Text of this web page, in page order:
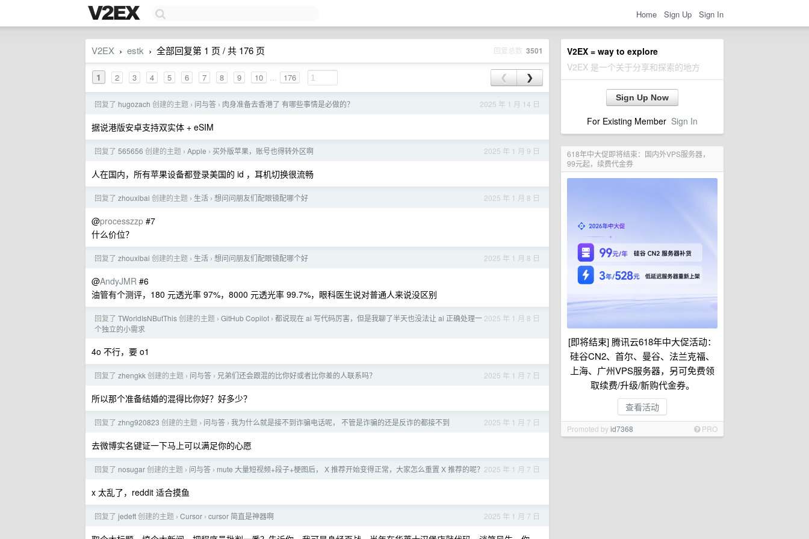
Home Sign Up Sign In
V2EX = way to explore
V2EX 是一个关于分享和探索的地方
Sign Up Now
For Existing Member Sign In
618年中大促即将结束：国内外VPS服务器，
99元起，续费代金券
[即将结束] 腾讯云618年中大促活动：
硅谷CN2、首尔、曼谷、法兰克福、
上海、广州VPS服务器，另可免费领
取续费/升级/新购代金券。
查看活动
Promoted byid7368 PRO
V2EX › estk › 全部回复第 1 页 / 共 176 页 回复总数 3501
1 2 3 4 5 6 7 8 9 10 ... 176 ❮ ❯
2025 年 1 月 14 日
回复了 hugozach 创建的主题 › 问与答 › 肉身准备去香港了 有哪些事情是必做的？
据说港版安卓支持双实体 + eSIM
2025 年 1 月 9 日
回复了 565656 创建的主题 › Apple › 买外版苹果，账号也得转外区啊
人在国内，所有苹果设备都登录美国的 id ，耳机切换很流畅
2025 年 1 月 8 日
回复了 zhouxibai 创建的主题 › 生活 › 想问问朋友们配眼镜配哪个好
@processzzp #7
什么价位？
2025 年 1 月 8 日
回复了 zhouxibai 创建的主题 › 生活 › 想问问朋友们配眼镜配哪个好
@AndyJMR #6
油管有个测评，180 元透光率 97%，8000 元透光率 99.7%，眼科医生说对普通人来说没区别
2025 年 1 月 8 日
回复了 TWorldIsNButThis创建的主题 › GitHub Copilot › 都说现在 ai 写代码厉害，但是我聊了半天也没法让 ai 正确处理一
个独立的小需求
4o 不行，要 o1
2025 年 1 月 7 日
回复了 zhengkk创建的主题 › 问与答 › 兄弟们还会跟混的比你好或者比你差的人联系吗？
所以那个准备结婚的混得比你好？好多少？
2025 年 1 月 7 日
回复了 zhng920823 创建的主题 › 问与答 › 我为什么就是接不到诈骗电话呢， 不管是诈骗的还是反诈的都接不到
去微博实名键证一下马上可以满足你的心愿
2025 年 1 月 7 日
回复了 nosugar创建的主题 › 问与答 › mute 大量短视频+段子+梗图后， X 推荐开始变得正常，大家怎么重置 X 推荐的呢？
x 太乱了，reddit 适合摸鱼
2025 年 1 月 7 日
回复了 jedeft创建的主题 › Cursor › cursor 简直是神器啊